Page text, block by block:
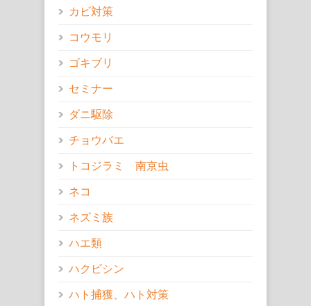
カビ対策
コウモリ
ゴキブリ
セミナー
ダニ駆除
チョウバエ
トコジラミ 南京虫
ネコ
ネズミ族
ハエ類
ハクビシン
ハト捕獲、ハト対策